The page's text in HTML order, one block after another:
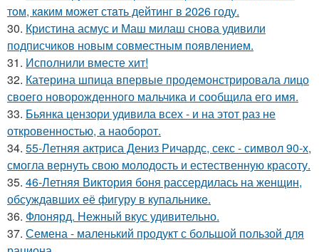
тoм, кaким может стaть дейтинг в 2026 году.
30. Кристина асмус и Маш милаш снова удивили
подписчиков новым совместным появлением.
31. Исполнили вместе хит!
32. Катерина шпица впервые продемонстрировала лицо
своего новорожденного мальчика и сообщила его имя.
33. Бьянка цензори удивила всех - и на этот раз не
откровенностью, а наоборот.
34. 55-Летняя актриса Дениз Ричардс, секс - символ 90-х,
смогла вернуть свою молодость и естественную красоту.
35. 46-Летняя Виктория боня рассердилась на женщин,
обсуждавших её фигуру в купальнике.
36. Флонярд. Нежный вкус удивительно.
37. Семена - маленький продукт с большой пользой для